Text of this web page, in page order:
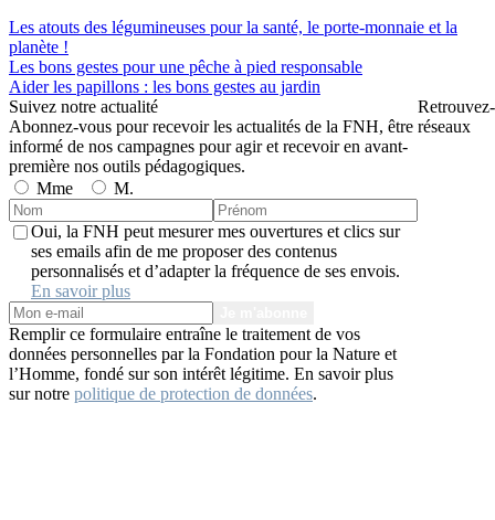
Les atouts des légumineuses pour la santé, le porte-monnaie et la
planète !
Les bons gestes pour une pêche à pied responsable
Aider les papillons : les bons gestes au jardin
Suivez notre actualité
Abonnez-vous pour recevoir les actualités de la FNH, être
informé de nos campagnes pour agir et recevoir en avant-
première nos outils pédagogiques.
Mme
M.
Oui, la FNH peut mesurer mes ouvertures et clics sur
ses emails afin de me proposer des contenus
personnalisés et d’adapter la fréquence de ses envois.
En savoir plus
Remplir ce formulaire entraîne le traitement de vos
données personnelles par la Fondation pour la Nature et
l’Homme, fondé sur son intérêt légitime. En savoir plus
sur notre politique de protection de données.
réseaux